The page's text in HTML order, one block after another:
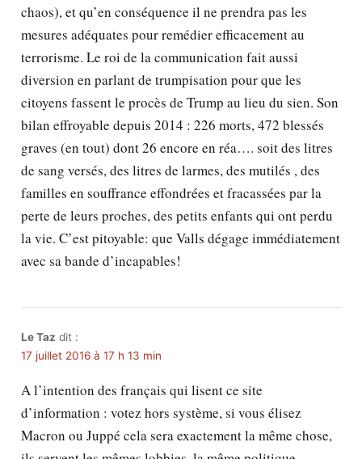
chaos), et qu’en conséquence il ne prendra pas les
mesures adéquates pour remédier efficacement au
terrorisme. Le roi de la communication fait aussi
diversion en parlant de trumpisation pour que les
citoyens fassent le procès de Trump au lieu du sien. Son
bilan effroyable depuis 2014 : 226 morts, 472 blessés
graves (en tout) dont 26 encore en réa…. soit des litres
de sang versés, des litres de larmes, des mutilés , des
familles en souffrance effondrées et fracassées par la
perte de leurs proches, des petits enfants qui ont perdu
la vie. C’est pitoyable: que Valls dégage immédiatement
avec sa bande d’incapables!
Le Taz dit :
17 juillet 2016 à 17 h 13 min
A l’intention des français qui lisent ce site
d’information : votez hors système, si vous élisez
Macron ou Juppé cela sera exactement la même chose,